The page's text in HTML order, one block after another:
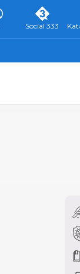
Social 333